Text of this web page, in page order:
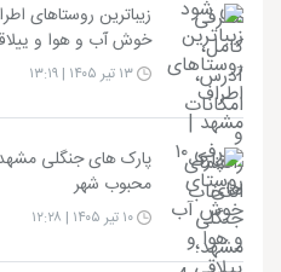
خوش آب و هوا و
محبوب شهر